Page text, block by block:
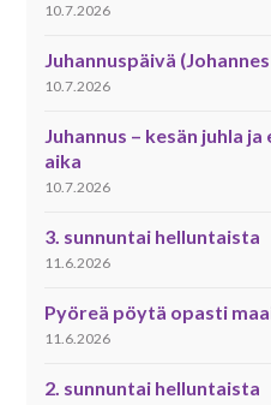
10.7.2026
Juhannuspäivä
10.7.2026
Juhannus – kesän juhla
aika
10.7.2026
3. sunnuntai helluntaista
11.6.2026
Pyöreä pöytä opasti
11.6.2026
2. sunnuntai helluntaista